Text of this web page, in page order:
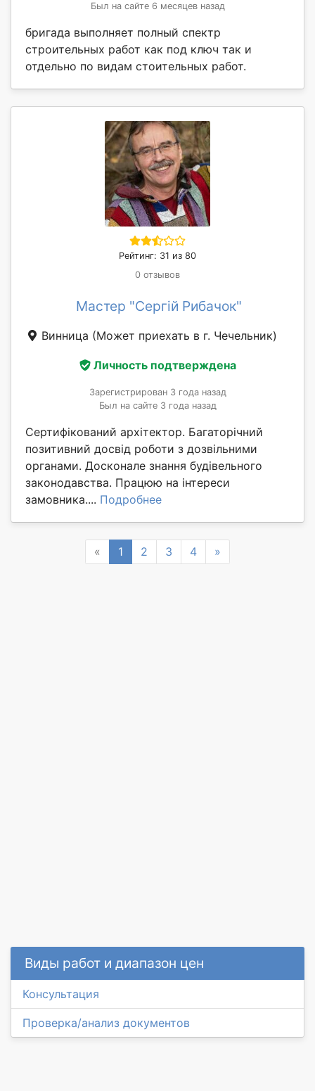
Виды работ и диапазон цен
Консультация
Проверка/анализ документов
Был на сайте 6 месяцев назад
бригада выполняет полный спектр
строительных работ как под ключ так и
отдельно по видам стоительных работ.
Рейтинг: 31 из 80
0 отзывов
Мастер "Сергій Рибачок"
Винница (Может приехать в г. Чечельник)
Личность подтверждена
Зарегистрирован 3 года назад
Был на сайте 3 года назад
Сертифікований архітектор. Багаторічний
позитивний досвід роботи з дозвільними
органами. Досконале знання будівельного
законодавства. Працюю на інтереси
замовника.... Подробнее
« Previous
1 2 3 4 »